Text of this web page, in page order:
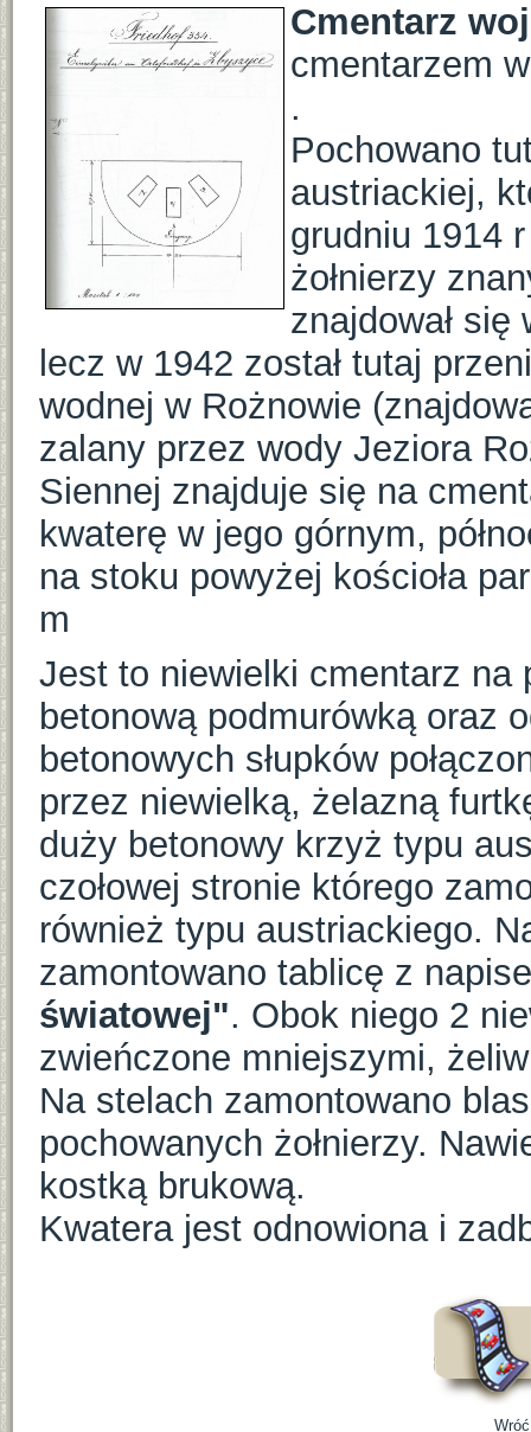
Cmentarz
cmentarzem
.
Pochowano
austriackiej,
grudniu 1914
żołnierzy
znajdował
lecz w 1942 został tutaj
wodnej w Rożnowie
zalany przez wody Jeziora
Siennej znajduje się na
kwaterę w jego górnym,
na stoku powyżej kościoła
m
Jest to niewielki cmentarz na
betonową podmurówką oraz
betonowych słupków
przez niewielką, żelazną
duży betonowy krzyż typu
czołowej stronie którego
również typu austriackiego.
zamontowano tablicę z
światowej". Obok niego 2
zwieńczone mniejszymi,
Na stelach zamontowano
pochowanych żołnierzy.
kostką brukową.
Kwatera jest odnowiona i